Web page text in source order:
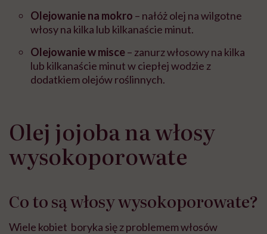
Olejowanie na mokro – nałóż olej na wilgotne
włosy na kilka lub kilkanaście minut.
Olejowanie w misce– zanurz włosowy na kilka
lub kilkanaście minut w ciepłej wodzie z
dodatkiem olejów roślinnych.
Olej jojoba na włosy
wysokoporowate
Co to są włosy wysokoporowate?
Wiele kobiet boryka się z problemem włosów